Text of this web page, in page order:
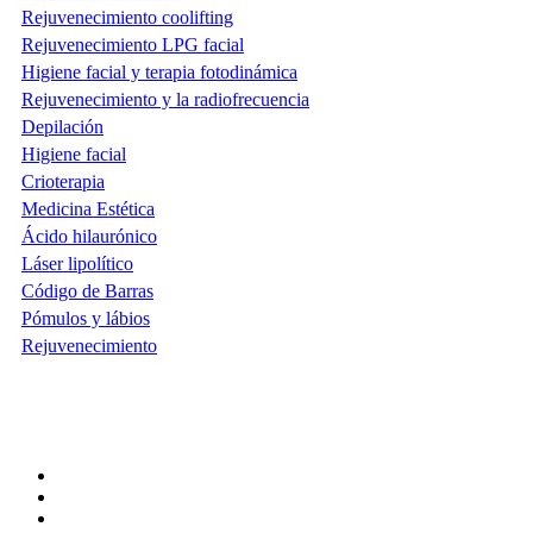
Rejuvenecimiento coolifting
Rejuvenecimiento LPG facial
Higiene facial y terapia fotodinámica
Rejuvenecimiento y la radiofrecuencia
Depilación
Higiene facial
Crioterapia
Medicina Estética
Ácido hilaurónico
Láser lipolítico
Código de Barras
Pómulos y lábios
Rejuvenecimiento